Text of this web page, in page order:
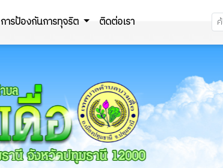
การป้องกันการทุจริต ติดต่อเรา